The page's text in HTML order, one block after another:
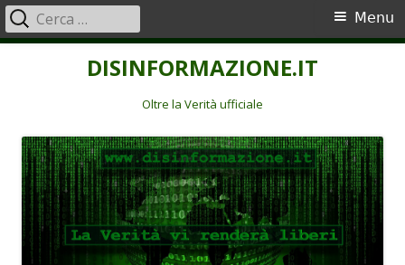
DISINFORMAZIONE.IT
Oltre la Verità ufficiale
Menu
principale
Menu
Ricerca
per: